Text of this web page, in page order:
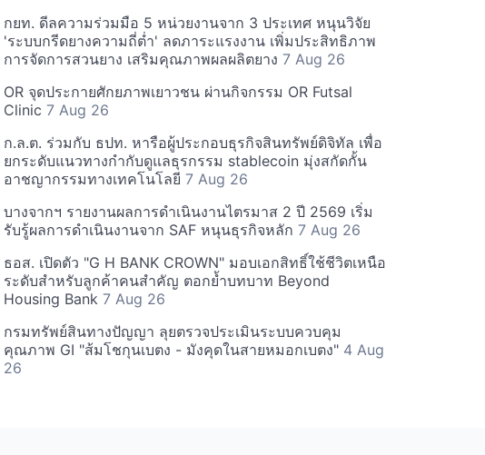
กยท. ดีลความร่วมมือ 5 หน่วยงานจาก 3 ประเทศ หนุนวิจัย
'ระบบกรีดยางความถี่ต่ำ' ลดภาระแรงงาน เพิ่มประสิทธิภาพ
การจัดการสวนยาง เสริมคุณภาพผลผลิตยาง 7 Aug 26
OR จุดประกายศักยภาพเยาวชน ผ่านกิจกรรม OR Futsal
Clinic 7 Aug 26
ก.ล.ต. ร่วมกับ ธปท. หารือผู้ประกอบธุรกิจสินทรัพย์ดิจิทัล เพื่อ
ยกระดับแนวทางกำกับดูแลธุรกรรม stablecoin มุ่งสกัดกั้น
อาชญากรรมทางเทคโนโลยี 7 Aug 26
บางจากฯ รายงานผลการดำเนินงานไตรมาส 2 ปี 2569 เริ่ม
รับรู้ผลการดำเนินงานจาก SAF หนุนธุรกิจหลัก 7 Aug 26
ธอส. เปิดตัว "G H BANK CROWN" มอบเอกสิทธิ์ใช้ชีวิตเหนือ
ระดับสำหรับลูกค้าคนสำคัญ ตอกย้ำบทบาท Beyond
Housing Bank 7 Aug 26
กรมทรัพย์สินทางปัญญา ลุยตรวจประเมินระบบควบคุม
คุณภาพ GI "ส้มโชกุนเบตง - มังคุดในสายหมอกเบตง" 4 Aug
26